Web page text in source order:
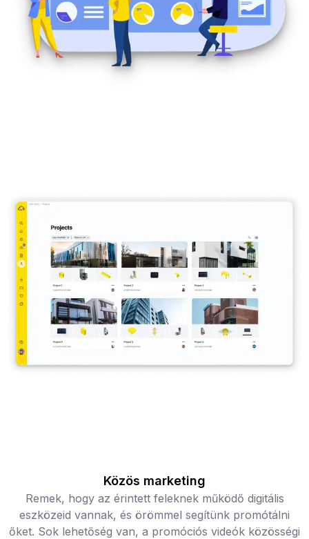
Közös marketing
Remek, hogy az érintett feleknek működő digitális
eszközeid vannak, és örömmel segítünk promótálni
őket. Sok lehetőség van, a promóciós videók közösségi